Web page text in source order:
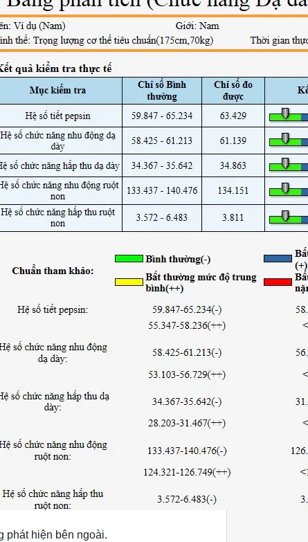
phát hiện bên ngoài.